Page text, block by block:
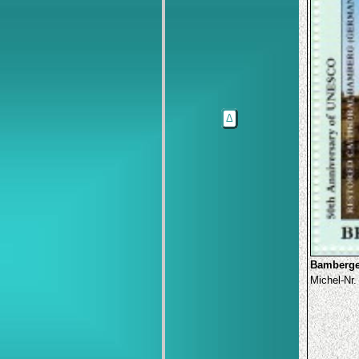
Δ
Michel-Nr.